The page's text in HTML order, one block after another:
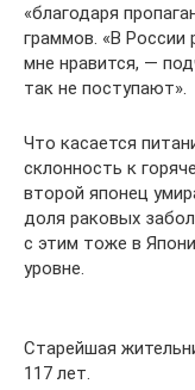
«благодаря
граммов. «В России
мне нравится, —
так не поступают».
Что касается
склонность к
второй японец
доля раковых
с этим тоже в
уровне.
Старейшая
117 лет.